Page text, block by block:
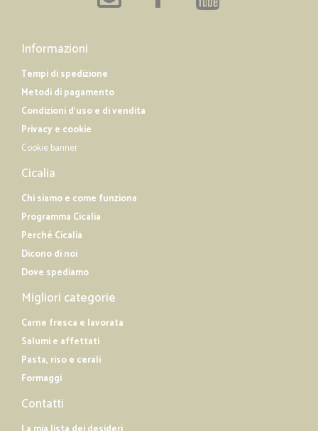
Informazioni
Tempi di spedizione
Metodi di pagamento
Condizioni d'uso e di vendita
Privacy e cookie
Cookie banner
Cicalia
Chi siamo e come funziona
Programma Cicalia
Perché Cicalia
Dicono di noi
Dove spediamo
Migliori categorie
Carne fresca e lavorata
Salumi e affettati
Pasta, riso e cerali
Formaggi
Contatti